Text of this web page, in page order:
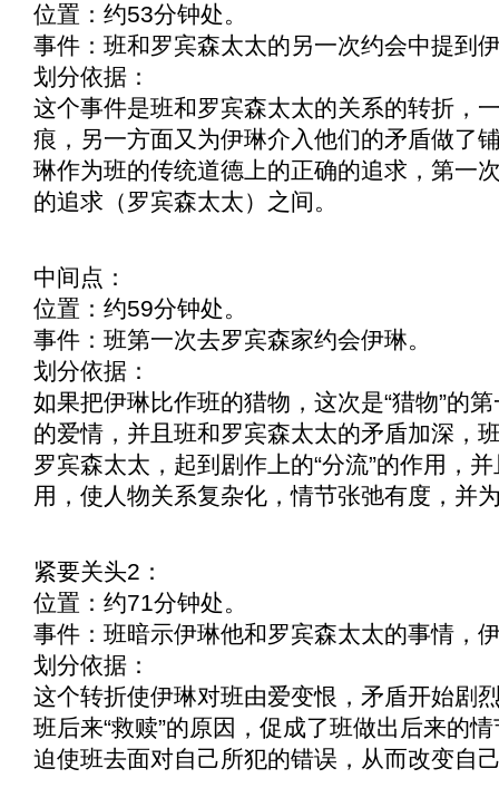
位置：约53分钟处。
事件：班和罗宾森太太的另一次约会中提到
划分依据：
这个事件是班和罗宾森太太的关系的转折，
痕，另一方面又为伊琳介入他们的矛盾做了
琳作为班的传统道德上的正确的追求，第一
的追求（罗宾森太太）之间。
中间点：
位置：约59分钟处。
事件：班第一次去罗宾森家约会伊琳。
划分依据：
如果把伊琳比作班的猎物，这次是“猎物”的
的爱情，并且班和罗宾森太太的矛盾加深，
罗宾森太太，起到剧作上的“分流”的作用，
用，使人物关系复杂化，情节张弛有度，并
紧要关头2：
位置：约71分钟处。
事件：班暗示伊琳他和罗宾森太太的事情，
划分依据：
这个转折使伊琳对班由爱变恨，矛盾开始剧
班后来“救赎”的原因，促成了班做出后来的
迫使班去面对自己所犯的错误，从而改变自